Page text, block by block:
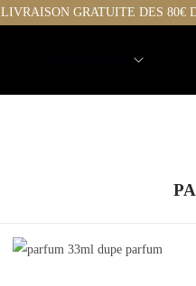
LIVRAISON GRATUITE DES 80€